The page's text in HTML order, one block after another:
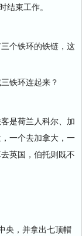
束工作。
个铁环的铁链，这
铁环连起来？
是荷兰人科尔、加
一个去加拿大，一
英国，伯托则既不
央，并拿出七顶帽